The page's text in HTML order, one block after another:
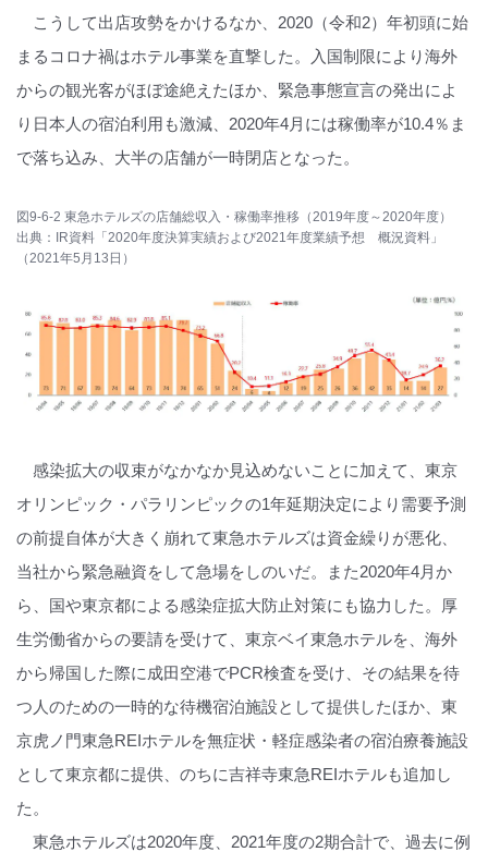
こうして出店攻勢をかけるなか、2020（令和2）年初頭に始
まるコロナ禍はホテル事業を直撃した。入国制限により海外
からの観光客がほぼ途絶えたほか、緊急事態宣言の発出によ
り日本人の宿泊利用も激減、2020年4月には稼働率が10.4％ま
で落ち込み、大半の店舗が一時閉店となった。
図9-6-2 東急ホテルズの店舗総収入・稼働率推移（2019年度～2020年度）
出典：IR資料「2020年度決算実績および2021年度業績予想 概況資料」
（2021年5月13日）
感染拡大の収束がなかなか見込めないことに加えて、東京
オリンピック・パラリンピックの1年延期決定により需要予測
の前提自体が大きく崩れて東急ホテルズは資金繰りが悪化、
当社から緊急融資をして急場をしのいだ。また2020年4月か
ら、国や東京都による感染症拡大防止対策にも協力した。厚
生労働省からの要請を受けて、東京ベイ東急ホテルを、海外
から帰国した際に成田空港でPCR検査を受け、その結果を待
つ人のための一時的な待機宿泊施設として提供したほか、東
京虎ノ門東急REIホテルを無症状・軽症感染者の宿泊療養施設
として東京都に提供、のちに吉祥寺東急REIホテルも追加し
た。
東急ホテルズは2020年度、2021年度の2期合計で、過去に例